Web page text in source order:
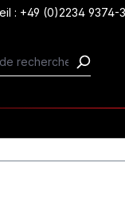
: +49 (0)2234 9374-